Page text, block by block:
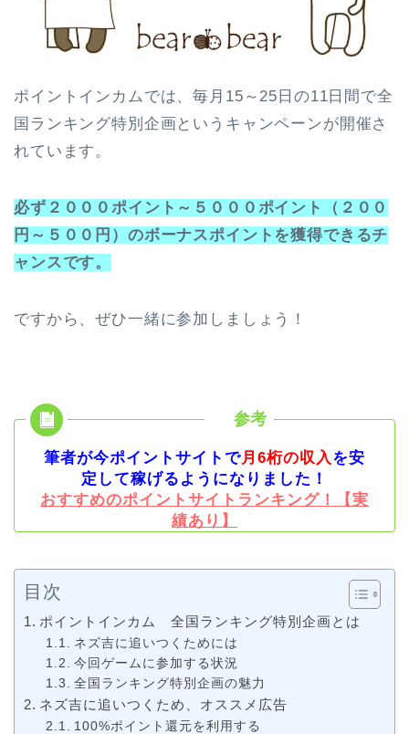
ポイントインカムでは、毎月15～25日の11日間で全
国ランキング特別企画というキャンペーンが開催さ
れています。
必ず２０００ポイント～５０００ポイント（２００
円～５００円）のボーナスポイントを獲得できるチ
ャンスです。
ですから、ぜひ一緒に参加しましょう！
筆者が今ポイントサイトで月6桁の収入を安
定して稼げるようになりました！
おすすめのポイントサイトランキング！【実
績あり】
目次
ポイントインカム 全国ランキング特別企画とは
ネズ吉に追いつくためには
今回ゲームに参加する状況
全国ランキング特別企画の魅力
ネズ吉に追いつくため、オススメ広告
100%ポイント還元を利用する